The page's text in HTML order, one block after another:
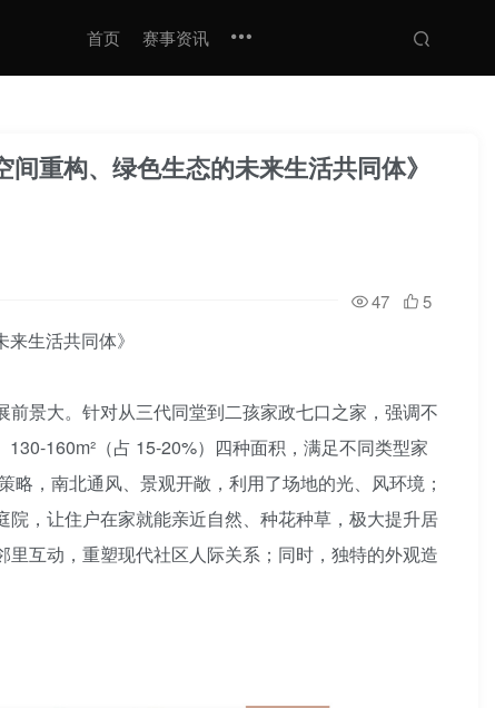
首页 赛事资讯
重构、绿色生态的未来生活共同体》
47 5
生活共同体》
景大。针对从三代同堂到二孩家政七口之家，强调不
160m²（占 15-20%）四种面积，满足不同类型家
，南北通风、景观开敞，利用了场地的光、风环境；
，让住户在家就能亲近自然、种花种草，极大提升居
互动，重塑现代社区人际关系；同时，独特的外观造